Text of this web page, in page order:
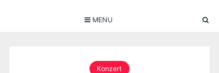
MENU
Konzert